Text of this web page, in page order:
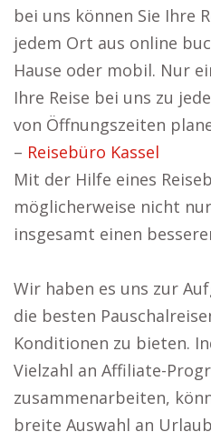
bei uns können Sie Ihre
jedem Ort aus online
Hause oder mobil. Nur
Ihre Reise bei uns zu
von Öffnungszeiten
– Reisebüro Kassel
Mit der Hilfe eines
möglicherweise nicht
insgesamt einen
Wir haben es uns zur
die besten
Konditionen zu bieten.
Vielzahl an Affiliate-
zusammenarbeiten,
breite Auswahl an